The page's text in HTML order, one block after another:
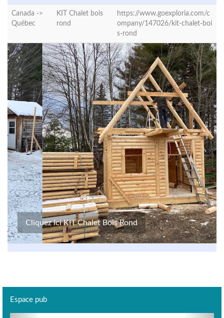
Canada ->
Québec
KIT Chalet bois
rond
https://www.goexploria.com/c
ompany/147026/kit-chalet-boi
s-rond
Cliquez ici KIT Chalet Bois Rond
Espace pub